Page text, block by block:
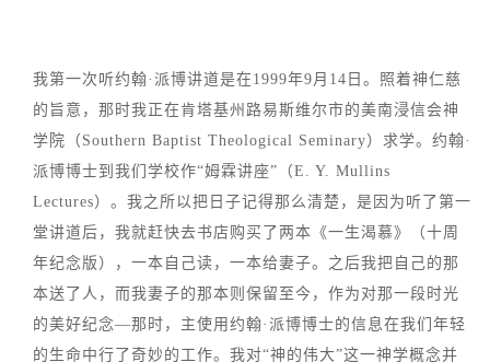
我第一次听约翰·派博讲道是在1999年9月14日。照着神仁慈
的旨意，那时我正在肯塔基州路易斯维尔市的美南浸信会神
学院（Southern Baptist Theological Seminary）求学。约翰·
派博博士到我们学校作“姆霖讲座”（E. Y. Mullins
Lectures）。我之所以把日子记得那么清楚，是因为听了第一
堂讲道后，我就赶快去书店购买了两本《一生渴慕》（十周
年纪念版），一本自己读，一本给妻子。之后我把自己的那
本送了人，而我妻子的那本则保留至今，作为对那一段时光
的美好纪念—那时，主使用约翰·派博博士的信息在我们年轻
的生命中行了奇妙的工作。我对“神的伟大”这一神学概念并